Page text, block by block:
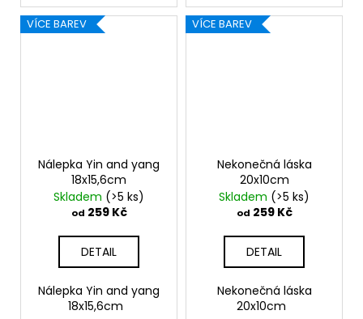
VÍCE BAREV
Nálepka Yin and yang
18x15,6cm
Skladem (>5 ks)
od 259 Kč
DETAIL
Nálepka Yin and yang
18x15,6cm
VÍCE BAREV
Nekonečná láska
20x10cm
Skladem (>5 ks)
od 259 Kč
DETAIL
Nekonečná láska
20x10cm